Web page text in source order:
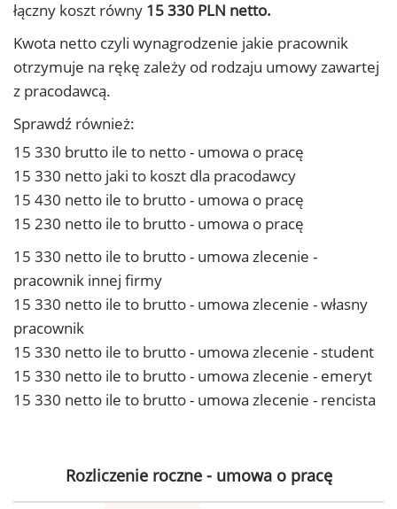
łączny koszt równy 15 330 PLN netto.
Kwota netto czyli wynagrodzenie jakie pracownik
otrzymuje na rękę zależy od rodzaju umowy zawartej
z pracodawcą.
Sprawdź również:
15 330 brutto ile to netto - umowa o pracę
15 330 netto jaki to koszt dla pracodawcy
15 430 netto ile to brutto - umowa o pracę
15 230 netto ile to brutto - umowa o pracę
15 330 netto ile to brutto - umowa zlecenie -
pracownik innej firmy
15 330 netto ile to brutto - umowa zlecenie - własny
pracownik
15 330 netto ile to brutto - umowa zlecenie - student
15 330 netto ile to brutto - umowa zlecenie - emeryt
15 330 netto ile to brutto - umowa zlecenie - rencista
Rozliczenie roczne - umowa o pracę